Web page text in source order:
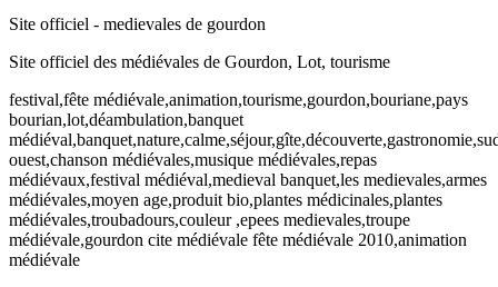
Site officiel - medievales de gourdon
Site officiel des médiévales de Gourdon, Lot, tourisme
festival,fête médiévale,animation,tourisme,gourdon,bouriane,pays
bourian,lot,déambulation,banquet
ouest,chanson médiévales,musique médiévales,repas
médiévaux,festival médiéval,medieval banquet,les medievales,armes
médiévales,moyen age,produit bio,plantes médicinales,plantes
médiévales,troubadours,couleur ,epees medievales,troupe
médiévale,gourdon cite médiévale fête médiévale 2010,animation
médiévale